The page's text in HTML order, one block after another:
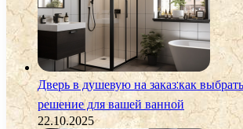
Дверь в душевую на заказ:как
решение для вашей ванной
22.10.2025